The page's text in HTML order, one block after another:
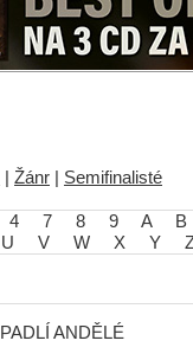
| Žánr | Semifinalisté
4 7 8 9 A B
U V W X Y
PADLÍ ANDĚLÉ